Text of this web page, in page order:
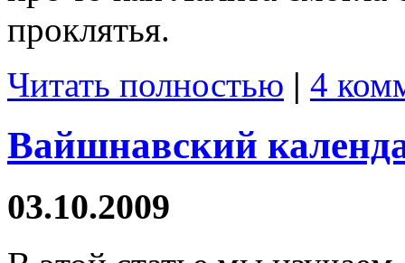
проклятья.
Читать полностью | 4
Вайшнавский
03.10.2009